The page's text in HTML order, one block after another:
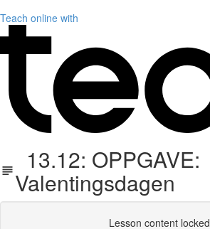
Teach online with
13.12: OPPGAVE:
Valentingsdagen
Lesson content locked